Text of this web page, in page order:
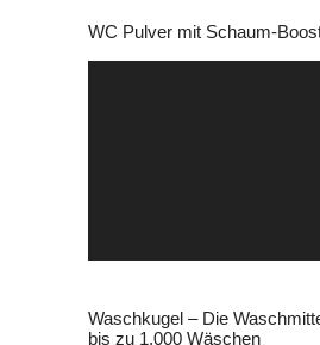
25,99 €24,99
WC Pulver mit Schaum-
Waschkugel – Die
bis zu 1.000 Wäschen